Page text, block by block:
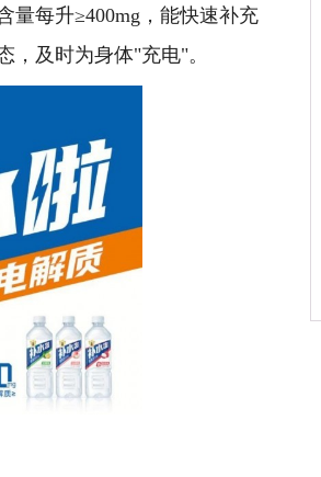
量每升≥400mg，能快速补充
，及时为身体"充电"。